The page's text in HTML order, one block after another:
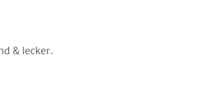
& lecker.